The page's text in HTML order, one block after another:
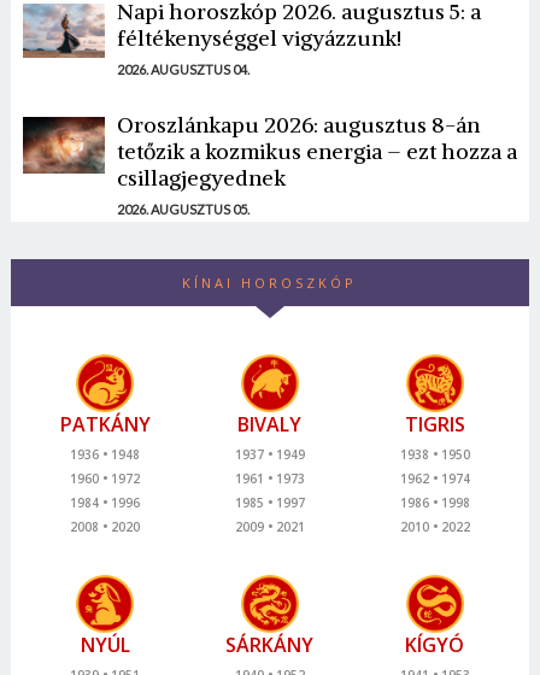
Napi horoszkóp 2026. augusztus 5: a
féltékenységgel vigyázzunk!
2026. AUGUSZTUS 04.
Oroszlánkapu 2026: augusztus 8-án
tetőzik a kozmikus energia – ezt hozza a
csillagjegyednek
2026. AUGUSZTUS 05.
KÍNAI HOROSZKÓP
PATKÁNY
1936
1948
1960
1972
1984
1996
2008
2020
BIVALY
1937
1949
1961
1973
1985
1997
2009
2021
TIGRIS
1938
1950
1962
1974
1986
1998
2010
2022
NYÚL SÁRKÁNY KÍGYÓ